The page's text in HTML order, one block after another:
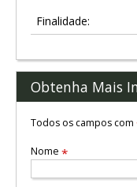
Finalidade:
Obtenha Mais
Todos os campos com
Nome *